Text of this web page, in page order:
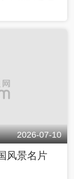
2026-07-10
风景名片